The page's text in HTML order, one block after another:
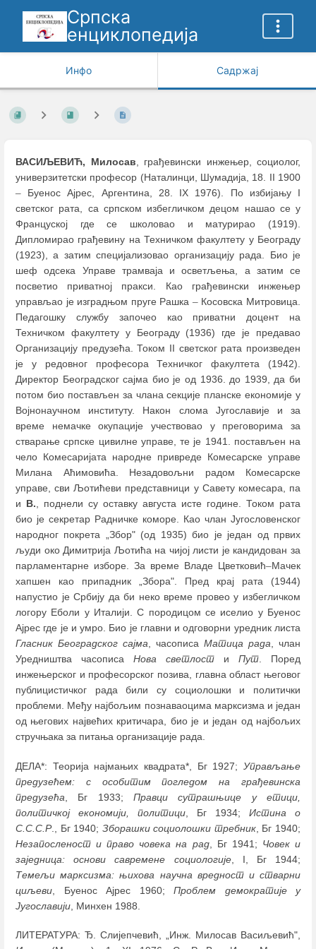
Српска
енциклопедија
Инфо Садржај
ВАСИЉЕВИЋ, Милосав, грађевински инжењер, социолог,
универзитетски професор (Наталинци, Шумадија, 18. II 1900
– Буенос Ајрес, Аргентина, 28. IX 1976). По избијању I
светског рата, са српском избегличком децом нашао се у
Француској где се школовао и матурирао (1919).
Дипломирао грађевину на Техничком факултету у Београду
(1923), а затим специјализовао организацију рада. Био је
шеф одсека Управе трамваја и осветљења, а затим се
посветио приватној пракси. Као грађевински инжењер
управљао је изградњом пруге Рашка –Косовска Митровица.
Педагошку службу започео као приватни доцент на
Техничком факултету у Београду (1936) где је предавао
Организацију предузећа. Током II светског рата произведен
је у редовног професора Техничког факултета (1942).
Директор Београдског сајма био је од 1936. до 1939, да би
потом био постављен за члана секције планске економије у
Војнонаучном институту. Након слома Југославије и за
време немачке окупације учествовао у преговорима за
стварање српске цивилне управе, те је 1941. постављен на
чело Комесаријата народне привреде Комесарске управе
Милана Аћимовића. Незадовољни радом Комесарске
управе, сви Љотићеви представници у Савету комесара, па
и В., поднели су оставку августа исте године. Током рата
био је секретар Радничке коморе. Као члан Југословенског
народног покрета „Збор" (од 1935) био је један од првих
људи око Димитрија Љотића на чијој листи је кандидован за
парламентарне изборе. За време Владе Цветковић–Мачек
хапшен као припадник „Збора". Пред крај рата (1944)
напустио је Србију да би неко време провео у избегличком
логору Еболи у Италији. С породицом се иселио у Буенос
Ајрес где је и умро. Био је главни и одговорни уредник листа
Гласник Београдског сајма, часописа Матица рада, члан
Уредништва часописа Нова светлост и Пут. Поред
инжењерског и професорског позива, главна област његовог
публицистичког рада били су социолошки и политички
проблеми. Међу најбољим познаваоцима марксизма и један
од његових највећих критичара, био је и један од најбољих
стручњака за питања организације рада.
ДЕЛА*: Теорија најмањих квадрата*, Бг 1927; Управљање
предузећем: с особитим погледом на грађевинска
предузећа , Бг 1933; Правци сутрашњице у етици,
политичкој економији, политици , Бг 1934; Истина о
С.С.С.Р., Бг 1940; Зборашки социолошки требник, Бг 1940;
Незапосленост и право човека на рад, Бг 1941; Човек и
заједница: основи савремене социологије, I, Бг 1944;
Темељи марксизма: њихова научна вредност и стварни
циљеви , Буенос Ајрес 1960; Проблем демократије у
Југославији , Минхен 1988.
ЛИТЕРАТУРА: Ђ. Слијепчевић, „Инж. Милосав Васиљевић",